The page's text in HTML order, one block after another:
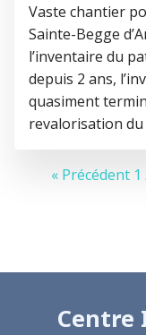
Vaste chantier
Sainte-Begge
l’inventaire du
depuis 2 ans,
quasiment
revalorisation
« Précédent 1
Centre